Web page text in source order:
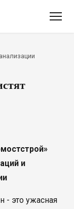
и
- это ужасная